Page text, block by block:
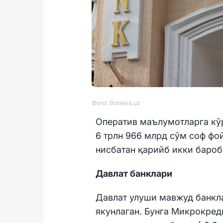
Фото: Bankers.uz
Оператив маълумотларга
6 трлн 966 млрд сўм соф
нисбатан қарийб икки
Давлат банклари
Давлат улуши мавжуд
якунлаган. Бунга